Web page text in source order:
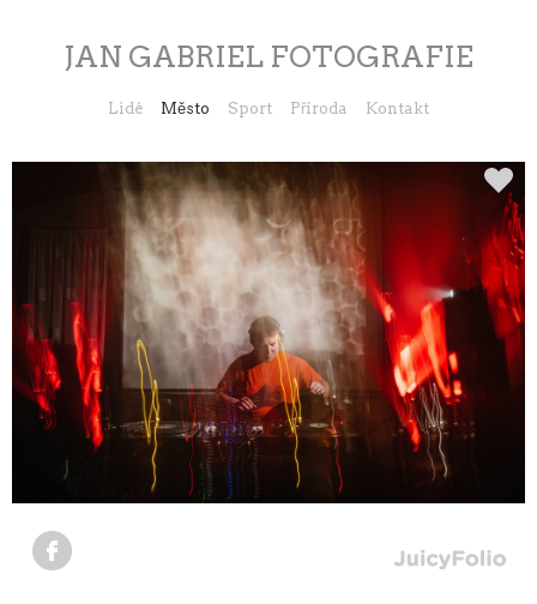
JAN GABRIEL FOTOGRAFIE
Lidé Město Sport Příroda Kontakt